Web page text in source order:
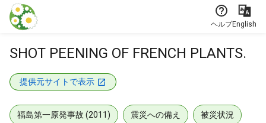
本文に飛ぶ
ヘルプEnglish
SHOT PEENING OF FRENCH PLANTS.
提供元サイトで表示
福島第一原発事故 (2011) 震災への備え 被災状況